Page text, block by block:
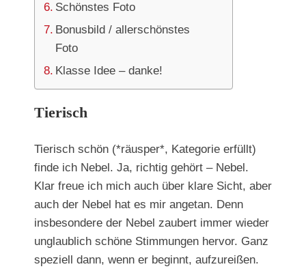
Schönstes Foto
Bonusbild / allerschönstes
Foto
Klasse Idee – danke!
Tierisch
Tierisch schön (*räusper*, Kategorie erfüllt)
finde ich Nebel. Ja, richtig gehört – Nebel.
Klar freue ich mich auch über klare Sicht, aber
auch der Nebel hat es mir angetan. Denn
insbesondere der Nebel zaubert immer wieder
unglaublich schöne Stimmungen hervor. Ganz
speziell dann, wenn er beginnt, aufzureißen.